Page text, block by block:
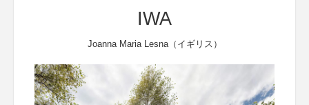
IWA
Joanna Maria Lesna（イギリス）